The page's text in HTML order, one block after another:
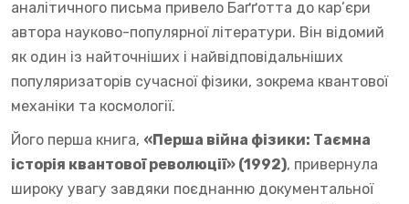
аналітичного письма привело Баґґотта до кар’єри
автора науково-популярної літератури. Він відомий
як один із найточніших і найвідповідальніших
популяризаторів сучасної фізики, зокрема квантової
механіки та космології.
Його перша книга, «Перша війна фізики: Таємна
історія квантової революції» (1992), привернула
широку увагу завдяки поєднанню документальної